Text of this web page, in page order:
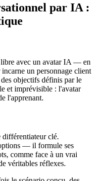
par IA :
libre avec un avatar IA — en
un personnage client
objectifs définis par le
et imprévisible : l'avatar
l'apprenant.
différentiateur clé.
— il formule ses
comme face à un vrai
véritables réflexes.